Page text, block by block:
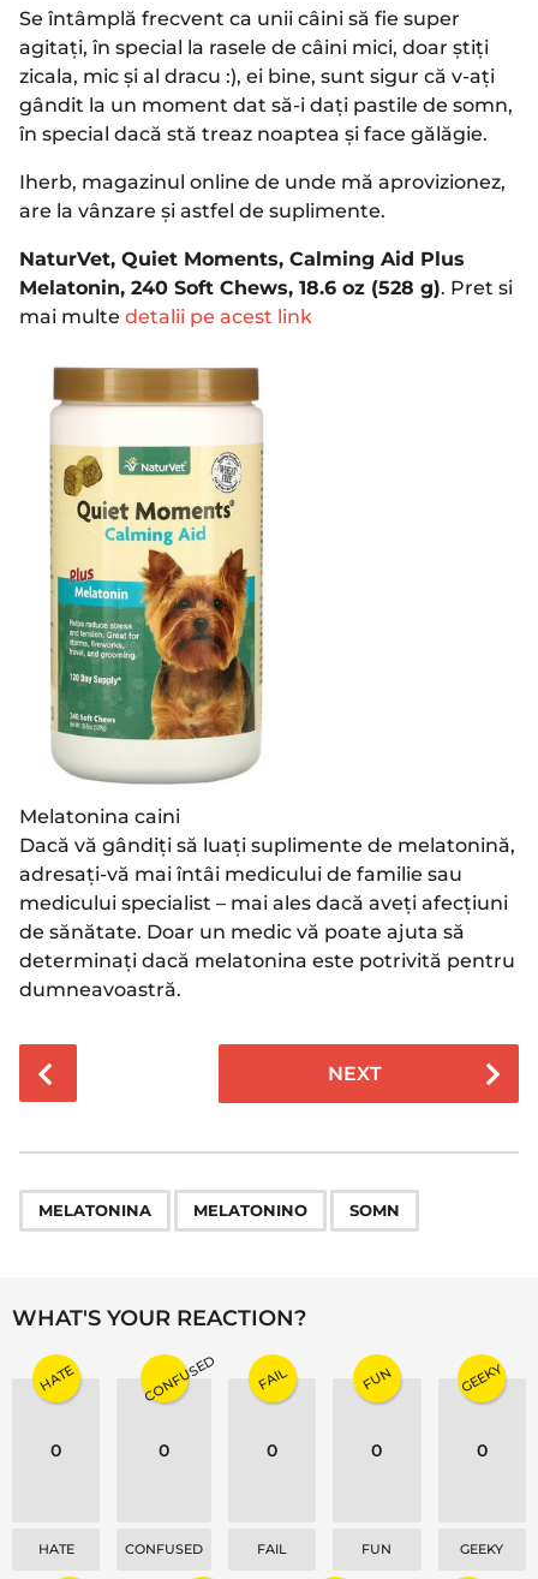
Se întâmplă frecvent ca unii câini să fie super
agitați, în special la rasele de câini mici, doar știți
zicala, mic și al dracu :), ei bine, sunt sigur că v-ați
gândit la un moment dat să-i dați pastile de somn,
în special dacă stă treaz noaptea și face gălăgie.
Iherb, magazinul online de unde mă aprovizionez,
are la vânzare și astfel de suplimente.
NaturVet, Quiet Moments, Calming Aid Plus
Melatonin, 240 Soft Chews, 18.6 oz (528 g). Pret si
mai multe detalii pe acest link
Melatonina caini
Dacă vă gândiți să luați suplimente de melatonină,
adresați-vă mai întâi medicului de familie sau
medicului specialist – mai ales dacă aveți afecțiuni
de sănătate. Doar un medic vă poate ajuta să
determinați dacă melatonina este potrivită pentru
dumneavoastră.
o
t
P
n
NEXT
MELATONINA MELATONINO SOMN
WHAT'S YOUR REACTION?
HATE
0
HATE
CONFUSED
0
CONFUSED
FAIL
0
FAIL
FUN
0
FUN
GEEKY
0
GEEKY